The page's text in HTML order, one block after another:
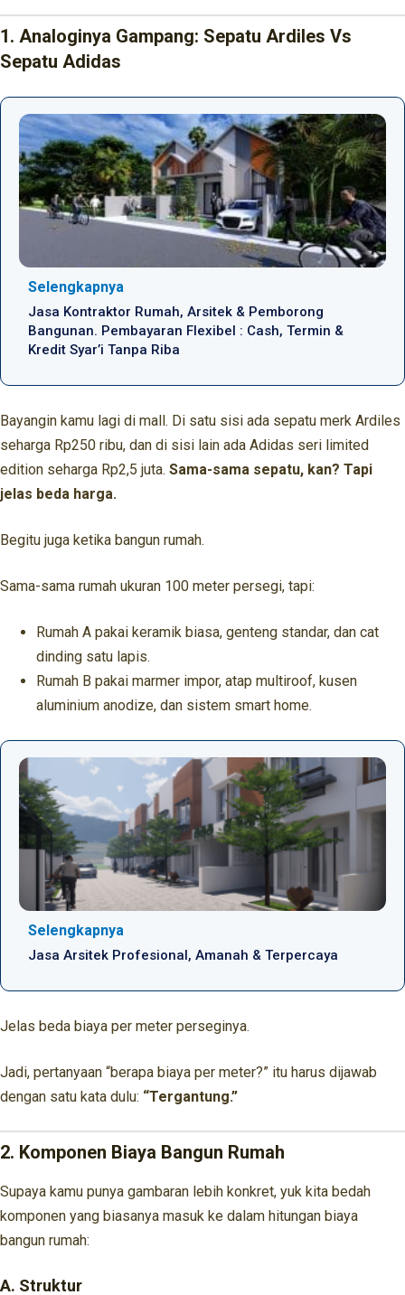
1. Analoginya Gampang: Sepatu Ardiles Vs
Sepatu Adidas
Selengkapnya
Jasa Kontraktor Rumah, Arsitek & Pemborong
Bangunan. Pembayaran Flexibel : Cash, Termin &
Kredit Syar’i Tanpa Riba
Bayangin kamu lagi di mall. Di satu sisi ada sepatu merk Ardiles
seharga Rp250 ribu, dan di sisi lain ada Adidas seri limited
edition seharga Rp2,5 juta. Sama-sama sepatu, kan? Tapi
jelas beda harga.
Begitu juga ketika bangun rumah.
Sama-sama rumah ukuran 100 meter persegi, tapi:
Rumah A pakai keramik biasa, genteng standar, dan cat
dinding satu lapis.
Rumah B pakai marmer impor, atap multiroof, kusen
aluminium anodize, dan sistem smart home.
Selengkapnya
Jasa Arsitek Profesional, Amanah & Terpercaya
Jelas beda biaya per meter perseginya.
Jadi, pertanyaan “berapa biaya per meter?” itu harus dijawab
dengan satu kata dulu: “Tergantung.”
2. Komponen Biaya Bangun Rumah
Supaya kamu punya gambaran lebih konkret, yuk kita bedah
komponen yang biasanya masuk ke dalam hitungan biaya
bangun rumah:
A. Struktur